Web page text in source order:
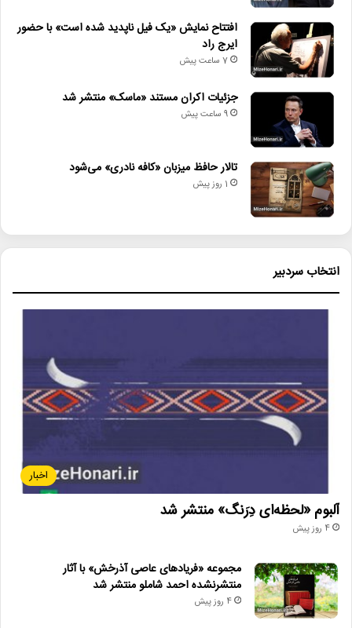
افتتاح نمایش «یک فیل ناپدید شده است» با حضور
ایرج راد
7 ساعت پیش
جزئیات اکران مستند «ماسک» منتشر شد
9 ساعت پیش
تالار حافظ میزبان «کافه نادری» می‌شود
1 روز پیش
انتخاب سردبیر
اخبار
آلبوم «لحظه‌ای دِرَنگ» منتشر شد
4 روز پیش
مجموعه «فریادهای عاصی آذرخش» با آثار
منتشرنشده احمد شاملو منتشر شد
4 روز پیش